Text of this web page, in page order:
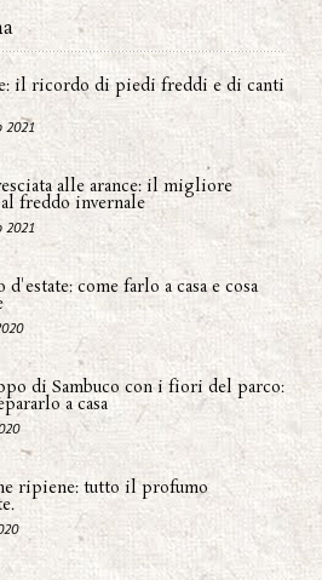
il ricordo di piedi freddi e di canti
2021
alle arance: il migliore
freddo invernale
2021
come farlo a casa e cosa
di Sambuco con i fiori del parco:
a casa
ripiene: tutto il profumo